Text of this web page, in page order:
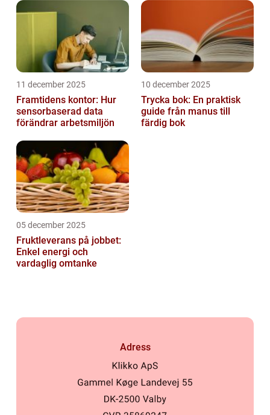
11 december 2025
Framtidens kontor: Hur
sensorbaserad data
förändrar arbetsmiljön
10 december 2025
Trycka bok: En praktisk
guide från manus till
färdig bok
05 december 2025
Fruktleverans på jobbet:
Enkel energi och
vardaglig omtanke
Adress